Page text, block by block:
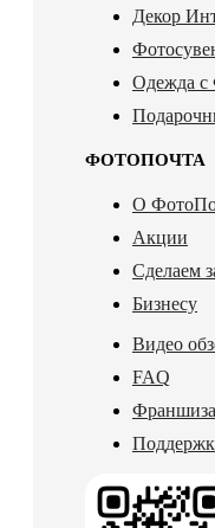
Декор
Одежда с
ФОТОПОЧТА
О
Акции
Сделаем
Бизнесу
Видео
FAQ
Франшиза